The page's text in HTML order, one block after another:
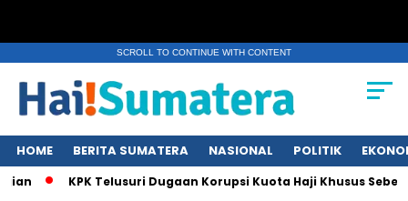
SCROLL TO CONTINUE WITH CONTENT
HOME BERITA SUMATERA NASIONAL POLITIK
KPK Telusuri Dugaan Korupsi Kuota Haji Khusus Sebelum